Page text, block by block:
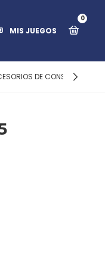
MIS JUEGOS
0
DE CONSOLAS